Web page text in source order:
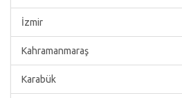
İzmir
Kahramanmaraş
Karabük